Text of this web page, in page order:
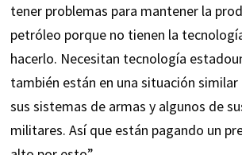
tener problemas para mantener la
petróleo porque no tienen la
hacerlo. Necesitan tecnología
también están en una situación
sus sistemas de armas y algunos de
militares. Así que están pagando un